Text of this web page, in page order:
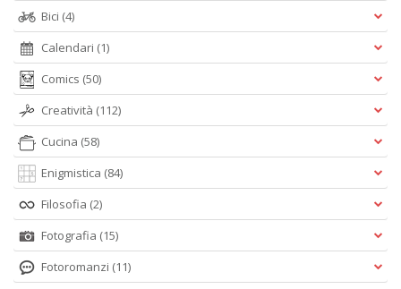
Bici (4)
Calendari (1)
Comics (50)
Creatività (112)
Cucina (58)
Enigmistica (84)
Filosofia (2)
Fotografia (15)
Fotoromanzi (11)